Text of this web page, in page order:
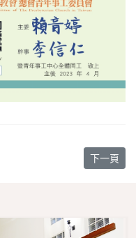
母親節聯合感恩禮拜下一篇文
下一頁